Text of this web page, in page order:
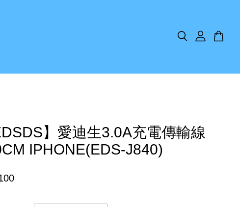
】愛迪生3.0A充電傳輸線
IPHONE(EDS-J840)